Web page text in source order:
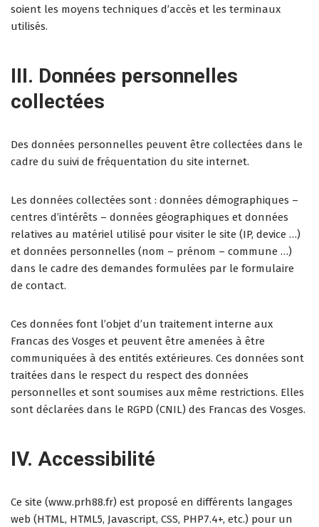
soient les moyens techniques d’accès et les terminaux
utilisés.
III. Données personnelles
collectées
Des données personnelles peuvent être collectées dans le
cadre du suivi de fréquentation du site internet.
Les données collectées sont : données démographiques –
centres d’intérêts – données géographiques et données
relatives au matériel utilisé pour visiter le site (IP, device …)
et données personnelles (nom – prénom – commune …)
dans le cadre des demandes formulées par le formulaire
de contact.
Ces données font l’objet d’un traitement interne aux
Francas des Vosges et peuvent être amenées à être
communiquées à des entités extérieures. Ces données sont
traitées dans le respect du respect des données
personnelles et sont soumises aux même restrictions. Elles
sont déclarées dans le RGPD (CNIL) des Francas des Vosges.
IV. Accessibilité
Ce site (www.prh88.fr) est proposé en différents langages
web (HTML, HTML5, Javascript, CSS, PHP7.4+, etc.) pour un